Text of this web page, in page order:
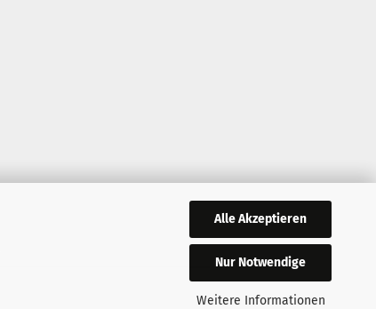
Alle Akzeptieren
Nur Notwendige
Weitere Informationen